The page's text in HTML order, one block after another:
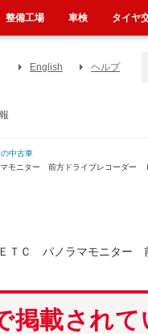
English ヘルプ
中古車
モニター 前方ドライブレコーダー
ＴＣ パノラマモニター
掲載されて
整備工場 車検 タイヤ